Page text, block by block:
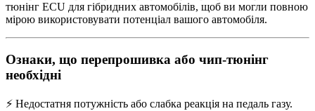
тюнінг ECU для гібридних автомобілів, щоб ви могли повною
мірою використовувати потенціал вашого автомобіля.
Ознаки, що перепрошивка або чип-тюнінг
необхідні
⚡ Недостатня потужність або слабка реакція на педаль газу.